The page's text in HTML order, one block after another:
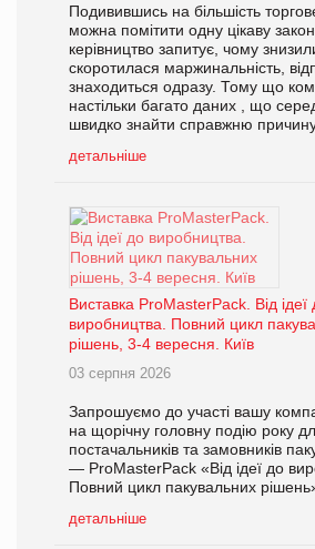
Подивившись на більшість
можна помітити одну цікаву
керівництво запитує, чому
скоротилася маржинальність,
знаходиться одразу. Тому що
настільки багато даних , що
швидко знайти справжню
детальніше
Виставка ProMasterPack. Від ідеї
виробництва. Повний цикл
рішень, 3-4 вересня. Київ
03 серпня 2026
Запрошуємо до участі вашу
на щорічну головну подію року
постачальників та замовників
— ProMasterPack «Від ідеї до
Повний цикл пакувальних
детальніше